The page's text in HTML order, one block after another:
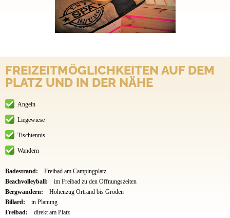
FREIZEITMÖGLICHKEITEN AUF DEM
PLATZ UND IN DER NÄHE
Angeln
Liegewiese
Tischtennis
Wandern
Badestrand:
Freibad am Campingplatz
Beachvolleyball:
im Freibad zu den Öffnungszeiten
Bergwandern:
Höhenzug Ortrand bis Gröden
Billard:
in Planung
Freibad:
direkt am Platz